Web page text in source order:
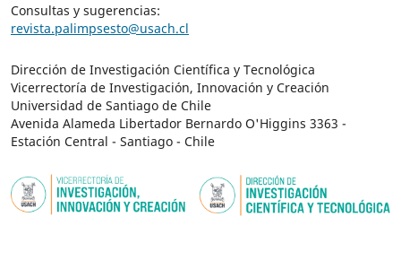
Consultas y sugerencias:
revista.palimpsesto@usach.cl
Dirección de Investigación Científica y Tecnológica
Vicerrectoría de Investigación, Innovación y Creación
Universidad de Santiago de Chile
Avenida Alameda Libertador Bernardo O'Higgins 3363 -
Estación Central - Santiago - Chile